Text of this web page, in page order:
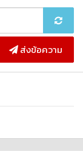
ส่งข้อความ